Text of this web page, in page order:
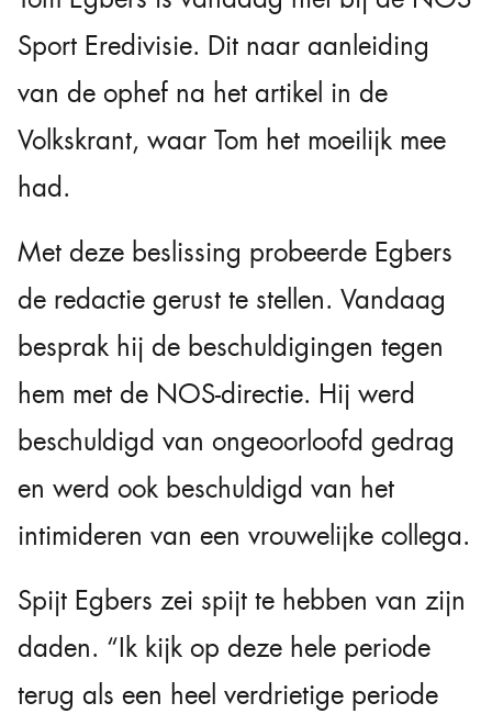
Sport Eredivisie. Dit naar aanleiding
van de ophef na het artikel in de
Volkskrant, waar Tom het moeilijk mee
had.
Met deze beslissing probeerde Egbers
de redactie gerust te stellen. Vandaag
besprak hij de beschuldigingen tegen
hem met de NOS-directie. Hij werd
beschuldigd van ongeoorloofd gedrag
en werd ook beschuldigd van het
intimideren van een vrouwelijke collega.
Spijt Egbers zei spijt te hebben van zijn
daden. “Ik kijk op deze hele periode
terug als een heel verdrietige periode